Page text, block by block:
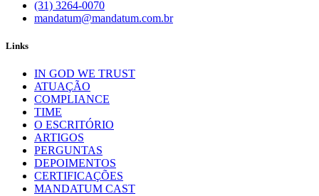
(31) 3264-0070
mandatum@mandatum.com.br
Links
IN GOD WE TRUST
ATUAÇÃO
COMPLIANCE
TIME
O ESCRITÓRIO
ARTIGOS
PERGUNTAS
DEPOIMENTOS
CERTIFICAÇÕES
MANDATUM CAST